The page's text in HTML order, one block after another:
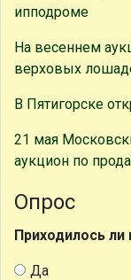
ипподроме
На весеннем
верховых
В Пятигорске
21 мая
аукцион по
Опрос
Приходилось ли
Да